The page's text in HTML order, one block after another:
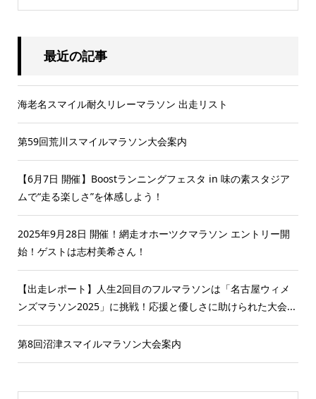
最近の記事
海老名スマイル耐久リレーマラソン 出走リスト
第59回荒川スマイルマラソン大会案内
【6月7日 開催】Boostランニングフェスタ in 味の素スタジア
ムで“走る楽しさ”を体感しよう！
2025年9月28日 開催！網走オホーツクマラソン エントリー開
始！ゲストは志村美希さん！
【出走レポート】人生2回目のフルマラソンは「名古屋ウィメ
ンズマラソン2025」に挑戦！応援と優しさに助けられた大会...
第8回沼津スマイルマラソン大会案内